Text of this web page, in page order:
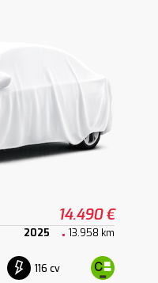
14.490 €
2025 13.958 km
116 cv